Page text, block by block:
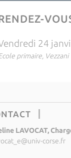
24
primaire, Vezzani
LAVOCAT,
corse.fr